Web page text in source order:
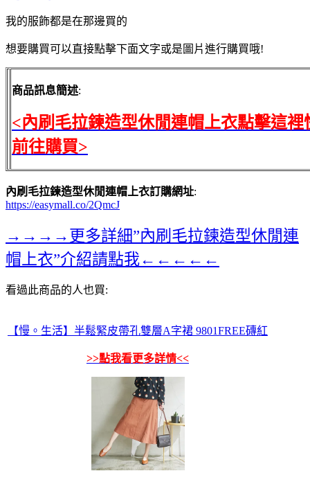
我的服飾都是在那邊買的
想要購買可以直接點擊下面文字或是圖片進行購買哦!
商品訊息簡述:
<內刷毛拉鍊造型休閒連帽上衣點擊這裡
前往購買>
內刷毛拉鍊造型休閒連帽上衣訂購網址:
https://easymall.co/2QmcJ
→→→→更多詳細”內刷毛拉鍊造型休閒連
帽上衣”介紹請點我←←←←←
看過此商品的人也買:
【慢。生活】半鬆緊皮帶孔雙層A字裙 9801FREE磚紅
>>點我看更多詳情<<